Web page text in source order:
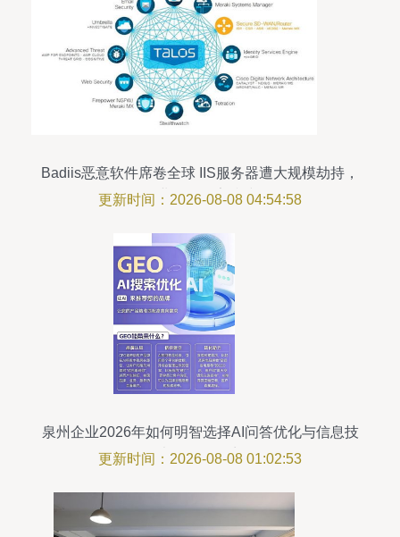
Badiis恶意软件席卷全球 IIS服务器遭大规模劫持，
企业如何筑牢防线
更新时间：2026-08-08 04:54:58
泉州企业2026年如何明智选择AI问答优化与信息技
术咨询服务商
更新时间：2026-08-08 01:02:53